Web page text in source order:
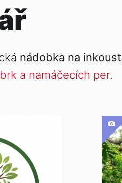
nádobka na inkoust
a namáčecích per.